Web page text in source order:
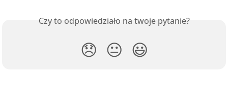
Czy to odpowiedziało na twoje pytanie?
😞 😐 😃